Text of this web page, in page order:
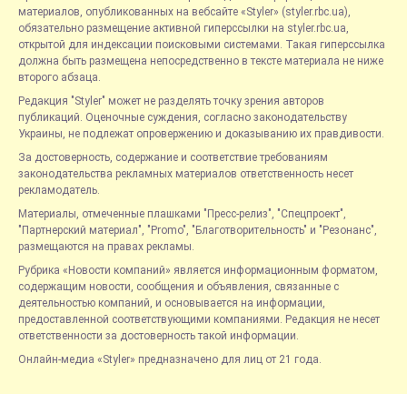
материалов, опубликованных на вебсайте «Styler» (styler.rbc.ua),
обязательно размещение активной гиперссылки на styler.rbc.ua,
открытой для индексации поисковыми системами. Такая гиперссылка
должна быть размещена непосредственно в тексте материала не ниже
второго абзаца.
Редакция "Styler" может не разделять точку зрения авторов
публикаций. Оценочные суждения, согласно законодательству
Украины, не подлежат опровержению и доказыванию их правдивости.
За достоверность, содержание и соответствие требованиям
законодательства рекламных материалов ответственность несет
рекламодатель.
Материалы, отмеченные плашками "Пресс-релиз", "Спецпроект",
"Партнерский материал", "Promo", "Благотворительность" и "Резонанс",
размещаются на правах рекламы.
Рубрика «Новости компаний» является информационным форматом,
содержащим новости, сообщения и объявления, связанные с
деятельностью компаний, и основывается на информации,
предоставленной соответствующими компаниями. Редакция не несет
ответственности за достоверность такой информации.
Онлайн-медиа «Styler» предназначено для лиц от 21 года.